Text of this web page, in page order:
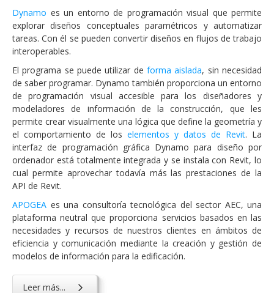
Dynamo es un entorno de programación visual que permite
explorar diseños conceptuales paramétricos y automatizar
tareas. Con él se pueden convertir diseños en flujos de trabajo
interoperables.
El programa se puede utilizar de forma aislada, sin necesidad
de saber programar. Dynamo también proporciona un entorno
de programación visual accesible para los diseñadores y
modeladores de información de la construcción, que les
permite crear visualmente una lógica que define la geometría y
el comportamiento de los elementos y datos de Revit. La
interfaz de programación gráfica Dynamo para diseño por
ordenador está totalmente integrada y se instala con Revit, lo
cual permite aprovechar todavía más las prestaciones de la
API de Revit.
APOGEA es una consultoría tecnológica del sector AEC, una
plataforma neutral que proporciona servicios basados en las
necesidades y recursos de nuestros clientes en ámbitos de
eficiencia y comunicación mediante la creación y gestión de
modelos de información para la edificación.
Leer más...